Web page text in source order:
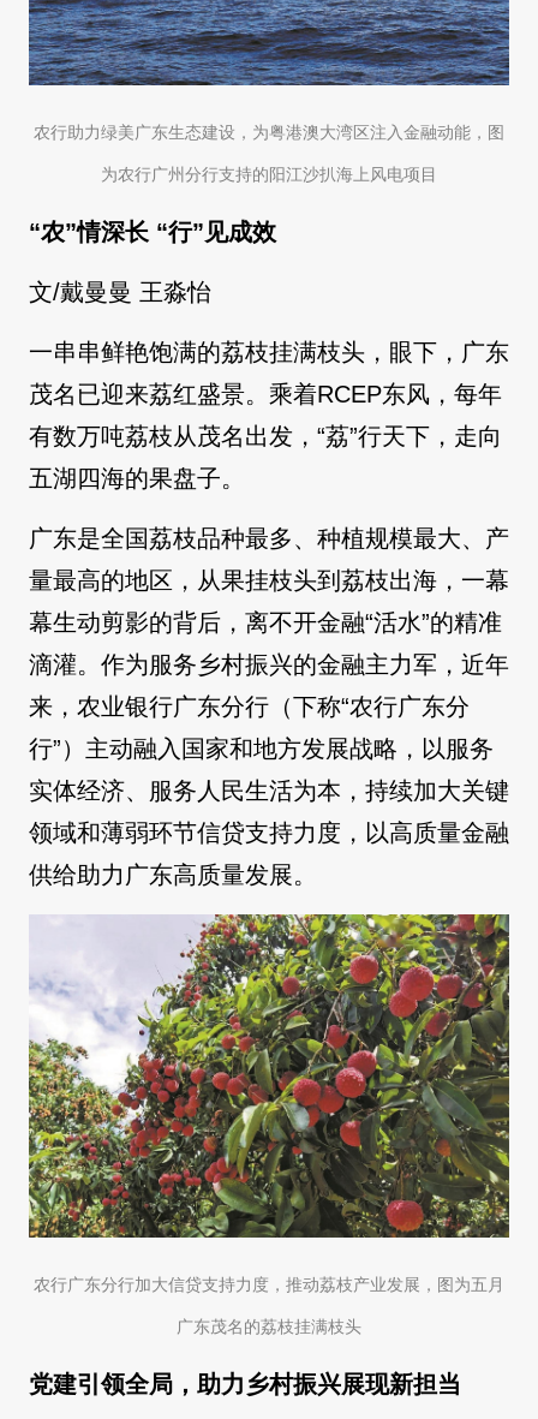
农行助力绿美广东生态建设，为粤港澳大湾区注入金融动能，图
为农行广州分行支持的阳江沙扒海上风电项目
“农”情深长 “行”见成效
文/戴曼曼 王淼怡
一串串鲜艳饱满的荔枝挂满枝头，眼下，广东
茂名已迎来荔红盛景。乘着RCEP东风，每年
有数万吨荔枝从茂名出发，“荔”行天下，走向
五湖四海的果盘子。
广东是全国荔枝品种最多、种植规模最大、产
量最高的地区，从果挂枝头到荔枝出海，一幕
幕生动剪影的背后，离不开金融“活水”的精准
滴灌。作为服务乡村振兴的金融主力军，近年
来，农业银行广东分行（下称“农行广东分
行”）主动融入国家和地方发展战略，以服务
实体经济、服务人民生活为本，持续加大关键
领域和薄弱环节信贷支持力度，以高质量金融
供给助力广东高质量发展。
农行广东分行加大信贷支持力度，推动荔枝产业发展，图为五月
广东茂名的荔枝挂满枝头
党建引领全局，助力乡村振兴展现新担当